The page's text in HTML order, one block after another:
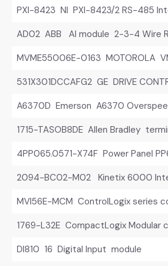
PXI-8423 NI PXI-8423/2 RS-485
AD02 ABB AI module 2-3-4 Wire
MVME55006E-0163 MOTOROLA
531X301DCCAFG2 GE DRIVE
A6370D Emerson A6370
1715-TASOB8DE Allen Bradley
4PP065.0571-X74F Power Panel
2094-BC02-M02 Kinetix 6000
MVI56E-MCM ControlLogix series
1769-L32E CompactLogix Modular
DI810 16 Digital Input module